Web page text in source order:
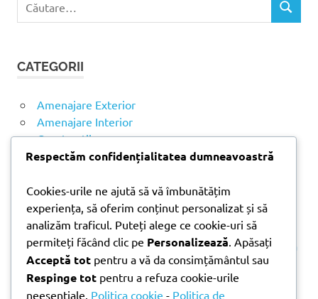
ă
u
p
ă
C
CATEGORII
Amenajare Exterior
Amenajare Interior
Construcții
Noutăți
ARTICOLE RECENTE
Parchet laminat sau SPC? Diferențele care contează
Materiale pentru zidărie – avantajele fiecărei soluții
și când se folosesc
Respectăm confidențialitatea dumneavoastră
Cookies-urile ne ajută să vă îmbunătățim
experiența, să oferim conținut personalizat și să
analizăm traficul. Puteți alege ce cookie-uri să
permiteți făcând clic pe Personalizează . Apăsați
Acceptă tot pentru a vă da consimțământul sau
Respinge tot pentru a refuza cookie-urile
neesențiale. Politica cookie - Politica de